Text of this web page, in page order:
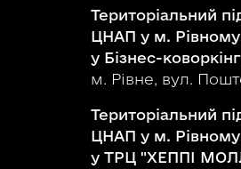
Територіальний
ЦНАП у м. Рівному
у Бізнес-
м. Рівне, вул.
Територіальний
ЦНАП у м. Рівному
у ТРЦ "ХЕППІ